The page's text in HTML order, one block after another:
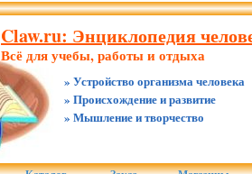
Claw.ru: Энциклопедия
Всё для учебы, работы и отдыха
» Устройство организма человека
» Происхождение и развитие
» Мышление и творчество